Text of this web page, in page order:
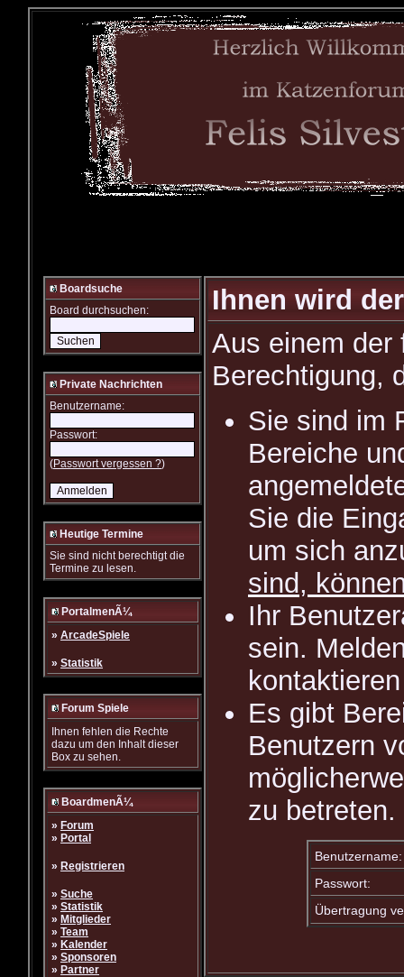
Boardsuche
Board durchsuchen:
Private Nachrichten
Benutzername:
Passwort:
(Passwort vergessen ?)
Heutige Termine
Sie sind nicht berechtigt die
Termine zu lesen.
PortalmenÃ¼
» ArcadeSpiele
» Statistik
Forum Spiele
Ihnen fehlen die Rechte
dazu um den Inhalt dieser
Box zu sehen.
BoardmenÃ¼
» Forum
» Portal
» Registrieren
» Suche
» Statistik
» Mitglieder
» Team
» Kalender
» Sponsoren
» Partner
Ihnen wird
Aus einem der
Berechtigung,
Sie sind im
Bereiche
Sie die
um sich
sind,
Ihr
sein.
Es gibt
Benutzern
zu betreten.
Benutzername:
Passwort:
Übertragung